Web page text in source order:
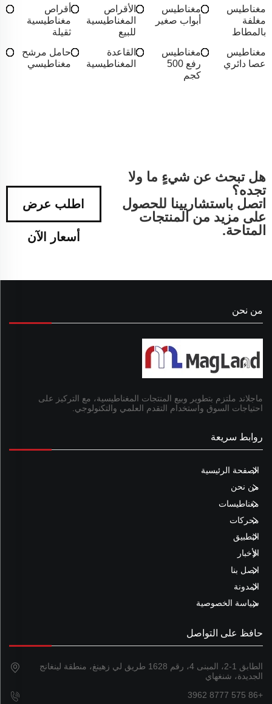
مغناطيس
مغلفة
بالمطاط
مغناطيس
أبواب صغير
الأقراص
المغناطيسية
للبيع
أقراص
مغناطيسية
ثقيلة
مغناطيس
عصا دائري
مغناطيس
رفع 500
كجم
القاعدة
المغناطيسية
حامل مرشح
مغناطيسي
هل تبحث عن شيءٍ ما ولا
تجده؟
اتصل باستشاريينا للحصول
على مزيد من المنتجات
المتاحة.
اطلب عرض
أسعار الآن
من نحن
ماجلاند ملتزم بتطوير وبيع المنتجات المغناطيسية، مع التركيز على
احتياجات السوق واستخدام التقدم العلمي والتكنولوجي.
روابط سريعة
الصفحة الرئيسية
من نحن
مغناطيسات
محركات
التطبيق
الأخبار
اتصل بنا
المدونة
سياسة الخصوصية
حافظ على التواصل
الطابق 1-2، المبنى 4، رقم 1628 طريق لي زهينغ، منطقة لينغانج
الجديدة، شنغهاي
+86 575 8777 3962